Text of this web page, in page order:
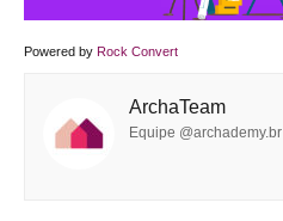
Powered by Rock Convert
ArchaTeam
Equipe @archademy.br